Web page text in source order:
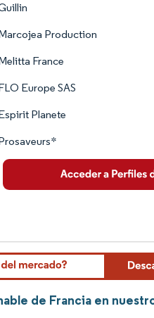
Production
France
Europe SAS
Planete
de Francia en